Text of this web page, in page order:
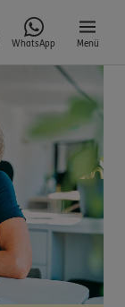
WhatsApp Menü